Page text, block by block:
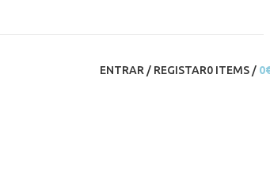
ENTRAR / REGISTAR0 ITEMS / 0